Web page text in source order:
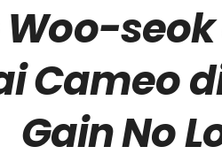
Woo-
Cameo
Gain No